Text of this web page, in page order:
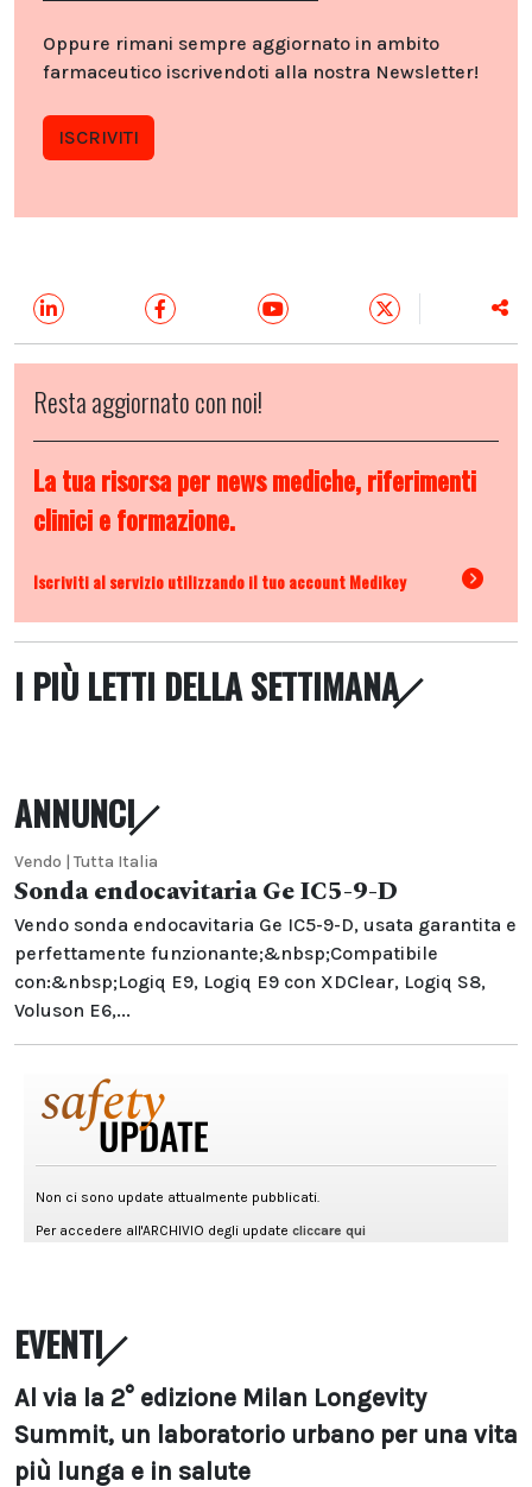
Oppure rimani sempre aggiornato in ambito
farmaceutico iscrivendoti alla nostra Newsletter!
ISCRIVITI
Resta aggiornato con noi!
La tua risorsa per news mediche, riferimenti
clinici e formazione.
Iscriviti al servizio utilizzando il tuo account Medikey
I PIÙ LETTI DELLA SETTIMANA
ANNUNCI
Vendo | Tutta Italia
Sonda endocavitaria Ge IC5-9-D
Vendo sonda endocavitaria Ge IC5-9-D, usata garantita e
perfettamente funzionante;&nbsp;Compatibile
con:&nbsp;Logiq E9, Logiq E9 con XDClear, Logiq S8,
Voluson E6,...
EVENTI
Al via la 2° edizione Milan Longevity
Summit, un laboratorio urbano per una vita
più lunga e in salute